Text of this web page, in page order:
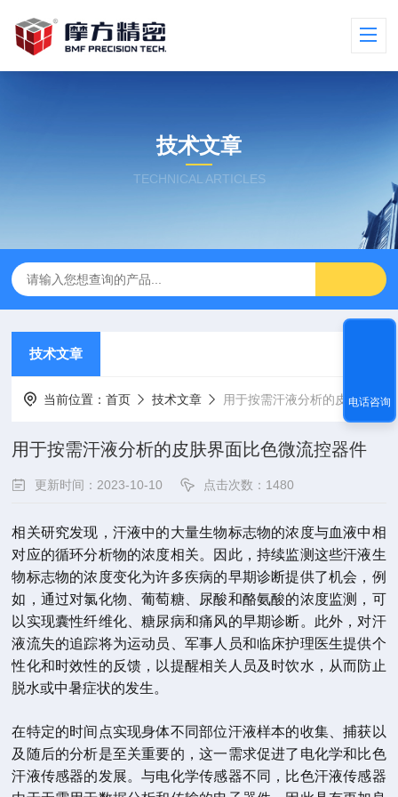
技术文章
TECHNICAL ARTICLES
技术文章
当前位置：首页 技术文章 用于按需汗液分析的皮肤界面比色微流控器件
用于按需汗液分析的皮肤界面比色微流控器件
更新时间：2023-10-10 点击次数：1480
相关研究发现，汗液中的大量生物标志物的浓度与血液中相
对应的循环分析物的浓度相关。因此，持续监测这些汗液生
物标志物的浓度变化为许多疾病的早期诊断提供了机会，例
如，通过对氯化物、葡萄糖、尿酸和酪氨酸的浓度监测，可
以实现囊性纤维化、糖尿病和痛风的早期诊断。此外，对汗
液流失的追踪将为运动员、军事人员和临床护理医生提供个
性化和时效性的反馈，以提醒相关人员及时饮水，从而防止
脱水或中暑症状的发生。
在特定的时间点实现身体不同部位汗液样本的收集、捕获以
及随后的分析是至关重要的，这一需求促进了电化学和比色
汗液传感器的发展。与电化学传感器不同，比色汗液传感器
电话咨询